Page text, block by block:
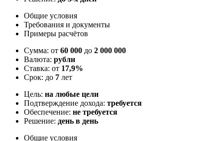
Общие условия
Требования и документы
Примеры расчётов
Сумма: от 60 000 до 2 000 000
Валюта: рубли
Ставка: от 17,9%
Срок: до 7 лет
Цель: на любые цели
Подтверждение дохода: требуется
Обеспечение: не требуется
Решение: день в день
Общие условия